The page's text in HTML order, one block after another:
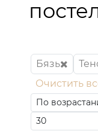
Бязь
Очистить